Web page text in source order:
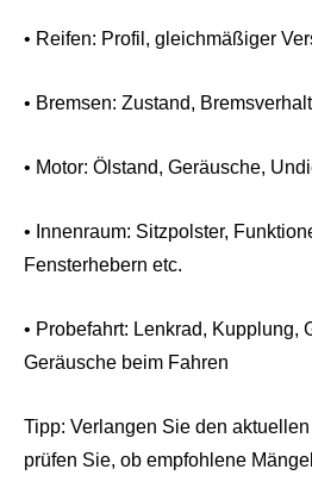
• Reifen: Profil, gleichmäßiger
• Bremsen: Zustand,
• Motor: Ölstand, Geräusche,
• Innenraum: Sitzpolster,
Fensterhebern etc.
• Probefahrt: Lenkrad, Kupplung,
Geräusche beim Fahren
Tipp: Verlangen Sie den
prüfen Sie, ob empfohlene